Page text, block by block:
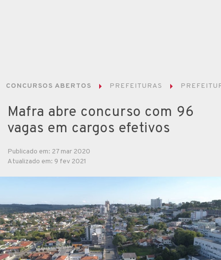
CONCURSOS ABERTOS PREFEITURAS
Mafra abre concurso com 96
vagas em cargos efetivos
Publicado em: 27 mar 2020
Atualizado em: 9 fev 2021